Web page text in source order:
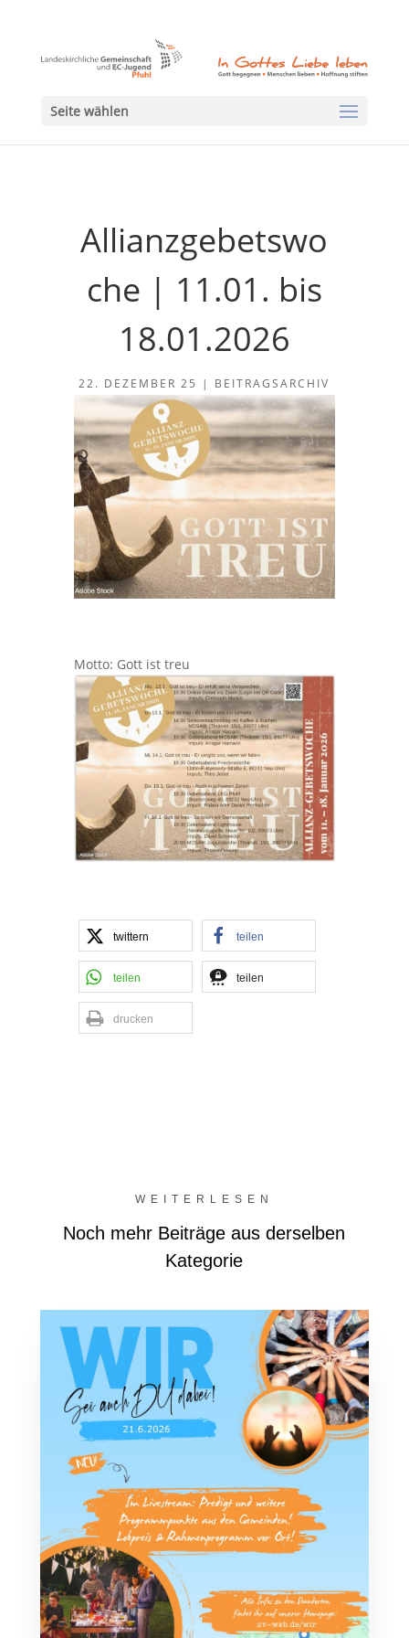
Seite wählen
Allianzgebetswo
che | 11.01. bis
18.01.2026
22. DEZEMBER 25 | BEITRAGSARCHIV
Motto: Gott ist treu
twittern teilen
teilen teilen
drucken
WEITERLESEN
Noch mehr Beiträge aus derselben
Kategorie